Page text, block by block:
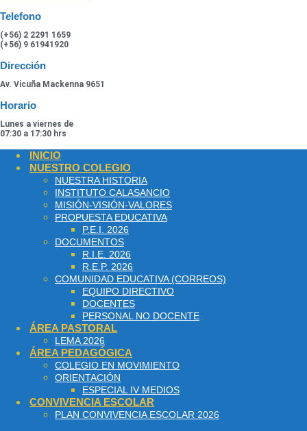
Telefono
(+56) 2 2291 1659
(+56) 9 61941920
Dirección
Av. Vicuña Mackenna 9651
Horario
Lunes a viernes de
07:30 a 17:30 hrs
INICIO
NUESTRO COLEGIO
NUESTRA HISTORIA
INSTITUTO CALASANCIO
MISIÓN-VISIÓN-VALORES
PROPUESTA EDUCATIVA
P.E.I. 2026
DOCUMENTOS
R.I.E. 2026
R.E.P. 2026
COMUNIDAD EDUCATIVA (CORREOS)
EQUIPO DIRECTIVO
DOCENTES
PERSONAL NO DOCENTE
ÁREA PASTORAL
LEMA 2026
ÁREA PEDAGÓGICA
COLEGIO EN MOVIMIENTO
ORIENTACIÓN
ESPECIAL IV MEDIOS
CONVIVENCIA ESCOLAR
PLAN CONVIVENCIA ESCOLAR 2026